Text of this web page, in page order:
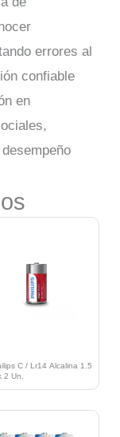
errores al
confiable
en
C / Lr14 Alcalina 1.5
2 Un.